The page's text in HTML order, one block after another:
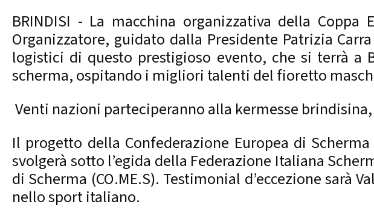
BRINDISI - La macchina organizzativa della
Organizzatore, guidato dalla Presidente Patrizia
logistici di questo prestigioso evento, che si terrà
scherma, ospitando i migliori talenti del fioretto
Venti nazioni parteciperanno alla kermesse
Il progetto della Confederazione Europea di
svolgerà sotto l’egida della Federazione Italiana
di Scherma (CO.ME.S). Testimonial d’eccezione
nello sport italiano.